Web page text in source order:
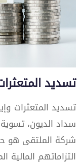
تسديد
تسديد المتعثرات
سداد الديون،
شركة الملتقى هو
التزاماتهم المالية